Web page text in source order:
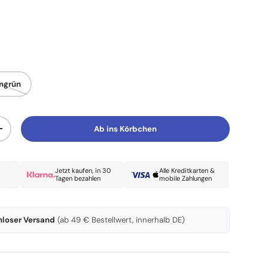
erhöhen Ab ins Körbchen
Jetzt kaufen, in 30
Tagen bezahlen
Alle Kreditkarten &
mobile Zahlungen
Versand (ab 49 € Bestellwert, innerhalb DE)